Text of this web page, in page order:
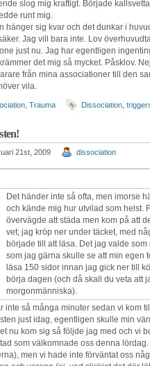
slog mig kraftigt. Började
runt mig.
hänger sig kvar och det dunkar i
Jag vill bara inte. Lov
just nu. Jag har egentligen
det mig så mycket. Påsklov.
från mina associationer till den
vila.
Trauma Dissociation
21st, 2009 dissociation
Det händer inte så ofta, men imorse
och kände mig hur utvilad som helst.
övervägde att städa men kom på att
vet; jag kröp ner under täcket, med
började till att läsa. Det jag valde som
som jag gärna skulle se att min egen
läsa 150 sidor innan jag gick ner till
börja dagen (och då skall du veta att
morgonmänniska).
inte så många minuter sedan vi kom
just idag, egentligen skulle min
nu kom sig så följde jag med och vi
som välkomnade oss denna
men vi hade inte förväntat oss